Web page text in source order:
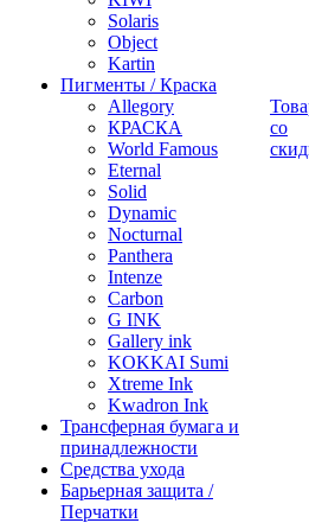
Solaris
Object
Kartin
Пигменты / Краска
Allegory
КРАСКА
World Famous
Eternal
Solid
Dynamic
Nocturnal
Panthera
Intenze
Carbon
G INK
Gallery ink
KOKKAI Sumi
Xtreme Ink
Kwadron Ink
Трансферная бумага и
принадлежности
Средства ухода
Барьерная защита /
Перчатки
со